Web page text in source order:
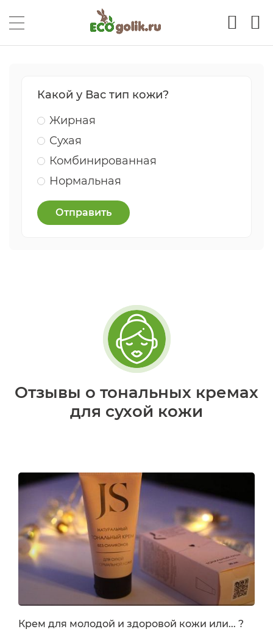
Какой у Вас тип кожи?
Жирная
Сухая
Комбинированная
Нормальная
Отправить
Отзывы о тональных кремах
для сухой кожи
Крем для молодой и здоровой кожи или... ?